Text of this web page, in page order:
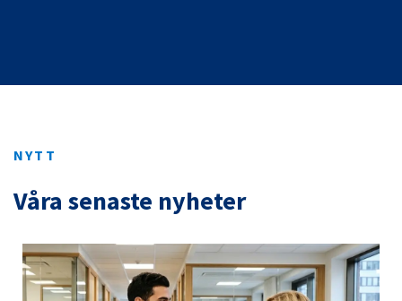
NYTT
Våra senaste nyheter